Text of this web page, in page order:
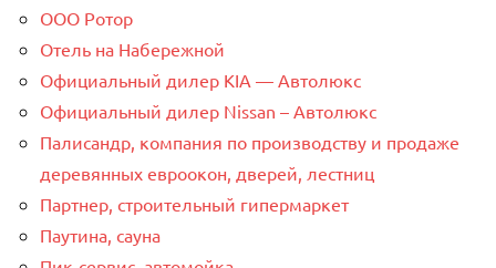
ООО Ротор
Отель на Набережной
Официальный дилер KIA — Автолюкс
Официальный дилер Nissan – Автолюкс
Палисандр, компания по производству и продаже
деревянных евроокон, дверей, лестниц
Партнер, строительный гипермаркет
Паутина, сауна